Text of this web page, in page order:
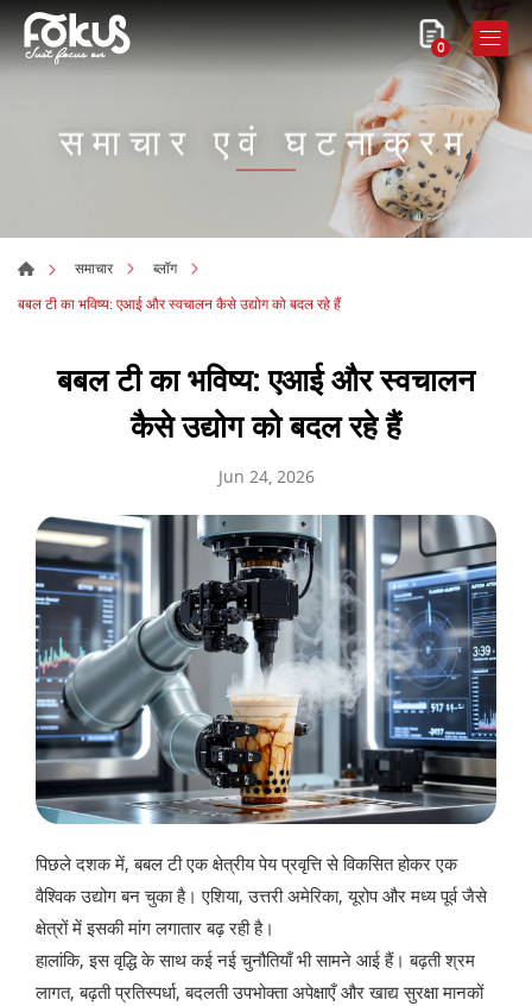
0
समाचार एवं घटनाक्रम
समाचार
ब्लॉग
बबल टी का भविष्य: एआई और स्वचालन कैसे उद्योग को बदल रहे हैं
बबल टी का भविष्य: एआई और स्वचालन
कैसे उद्योग को बदल रहे हैं
Jun 24, 2026
पिछले दशक में, बबल टी एक क्षेत्रीय पेय प्रवृत्ति से विकसित होकर एक
वैश्विक उद्योग बन चुका है। एशिया, उत्तरी अमेरिका, यूरोप और मध्य पूर्व जैसे
क्षेत्रों में इसकी मांग लगातार बढ़ रही है।
हालांकि, इस वृद्धि के साथ कई नई चुनौतियाँ भी सामने आई हैं। बढ़ती श्रम
लागत, बढ़ती प्रतिस्पर्धा, बदलती उपभोक्ता अपेक्षाएँ और खाद्य सुरक्षा मानकों